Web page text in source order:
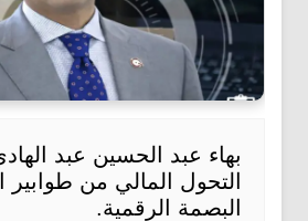
بهاء عبد الحسين عبد
التحول المالي من طوابير
البصمة الرقمية.